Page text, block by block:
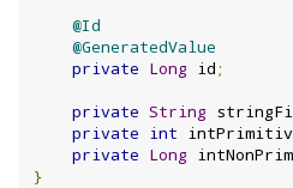
@Id
@GeneratedValue
private Long id;
private String
private int
private Long
}